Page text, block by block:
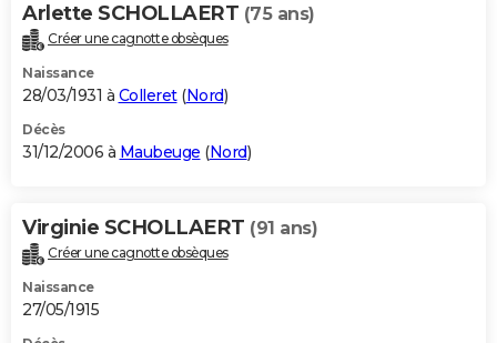
Arlette SCHOLLAERT (75 ans)
Créer une cagnotte obsèques
Naissance
28/03/1931 à Colleret(Nord)
Décès
31/12/2006 à Maubeuge (Nord)
Virginie SCHOLLAERT (91 ans)
Créer une cagnotte obsèques
Naissance
27/05/1915